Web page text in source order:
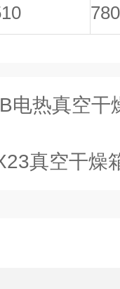
780
电热真空干
真空干燥